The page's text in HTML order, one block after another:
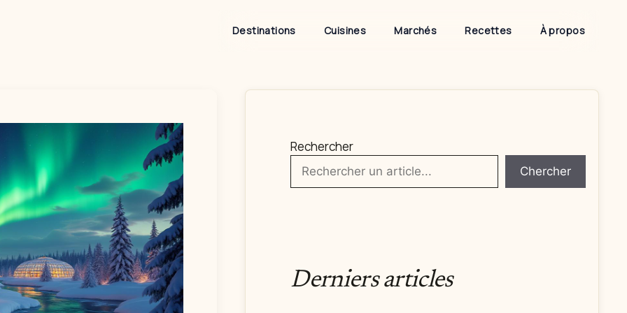
Destinations Cuisines Marchés Recettes À propos
Rechercher
Chercher
Derniers articles